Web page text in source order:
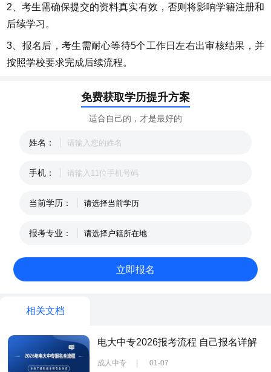
2、考生需确保提交的资料真实有效，否则将影响学籍注册和
后续学习。
3、报名后，考生需耐心等待5个工作日左右出审核结果，并
按照学校要求完成后续流程。
免费获取学历提升方案
适合自己的，才是最好的
姓名：
手机：
当前学历：
报考专业：
相关文档
电大中专2026报考流程 自己报名详解
成人中专 | 01-07